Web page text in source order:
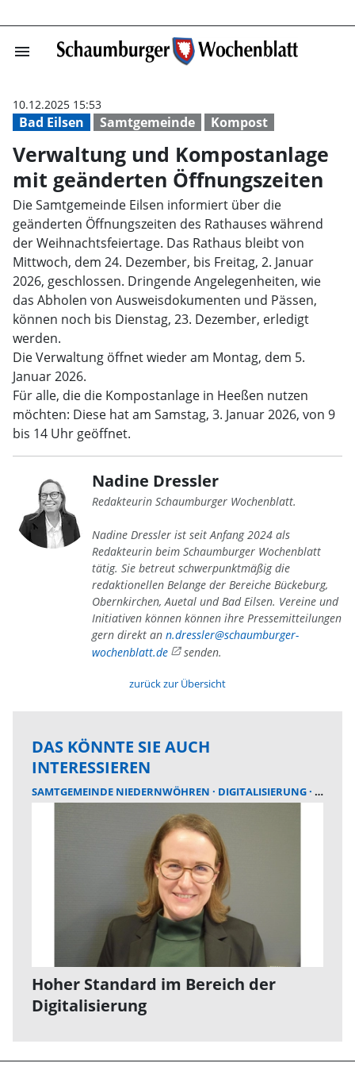
menu Verwaltung
Bad Eilsen Samtgemeinde Kompost
10.12.2025 15:53
Verwaltung und Kompostanlage
mit geänderten Öffnungszeiten
Die Samtgemeinde Eilsen informiert über die
geänderten Öffnungszeiten des Rathauses während
der Weihnachtsfeiertage. Das Rathaus bleibt von
Mittwoch, dem 24. Dezember, bis Freitag, 2. Januar
2026, geschlossen. Dringende Angelegenheiten, wie
das Abholen von Ausweisdokumenten und Pässen,
können noch bis Dienstag, 23. Dezember, erledigt
werden.
Die Verwaltung öffnet wieder am Montag, dem 5.
Januar 2026.
Für alle, die die Kompostanlage in Heeßen nutzen
möchten: Diese hat am Samstag, 3. Januar 2026, von 9
bis 14 Uhr geöffnet.
Nadine Dressler
Redakteurin Schaumburger Wochenblatt.
Nadine Dressler ist seit Anfang 2024 als
Redakteurin beim Schaumburger Wochenblatt
tätig. Sie betreut schwerpunktmäßig die
redaktionellen Belange der Bereiche Bückeburg,
Obernkirchen, Auetal und Bad Eilsen. Vereine und
Initiativen können können ihre Pressemitteilungen
gern direkt an n.dressler@schaumburger-
wochenblatt.de
senden.
zurück zur Übersicht
DAS KÖNNTE SIE AUCH
INTERESSIEREN
SAMTGEMEINDE NIEDERNWÖHREN DIGITALISIERUNG
Hoher Standard im Bereich der
Digitalisierung